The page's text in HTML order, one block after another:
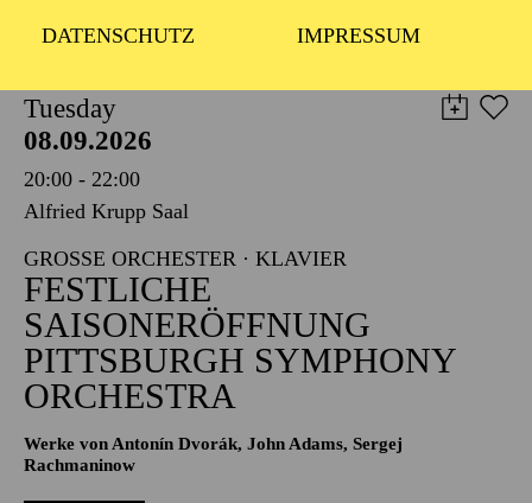
DATENSCHUTZ IMPRESSUM
Tuesday
08.09.2026
20:00 - 22:00
Alfried Krupp Saal
GROSSE ORCHESTER · KLAVIER
FESTLICHE
SAISONERÖFFNUNG
PITTSBURGH SYMPHONY
ORCHESTRA
Werke von Antonín Dvorák, John Adams, Sergej
Rachmaninow